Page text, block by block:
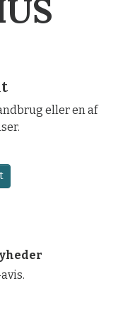
eller en af